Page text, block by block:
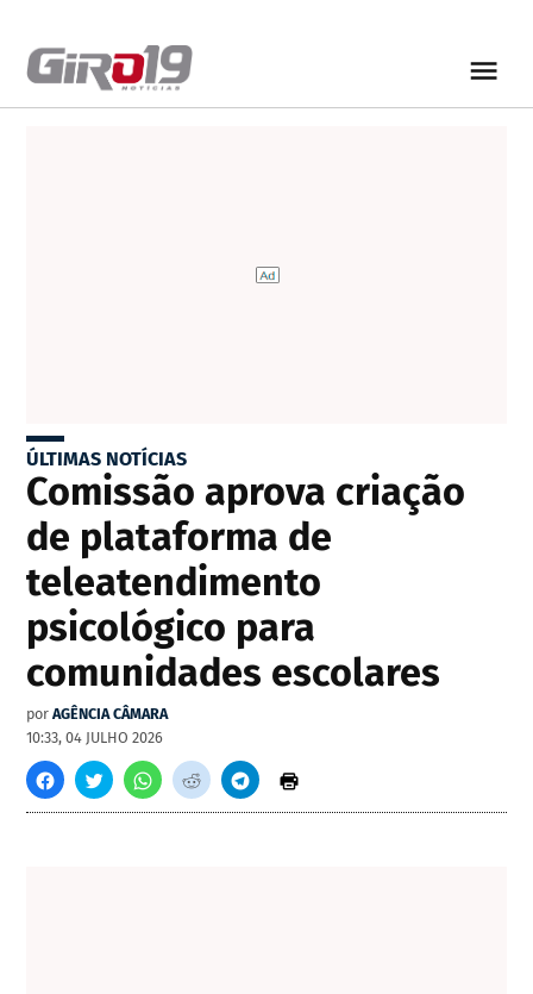
ÚLTIMAS NOTÍCIAS
Comissão aprova criação
de plataforma de
teleatendimento
psicológico para
comunidades escolares
por AGÊNCIA CÂMARA
10:33, 04 JULHO 2026